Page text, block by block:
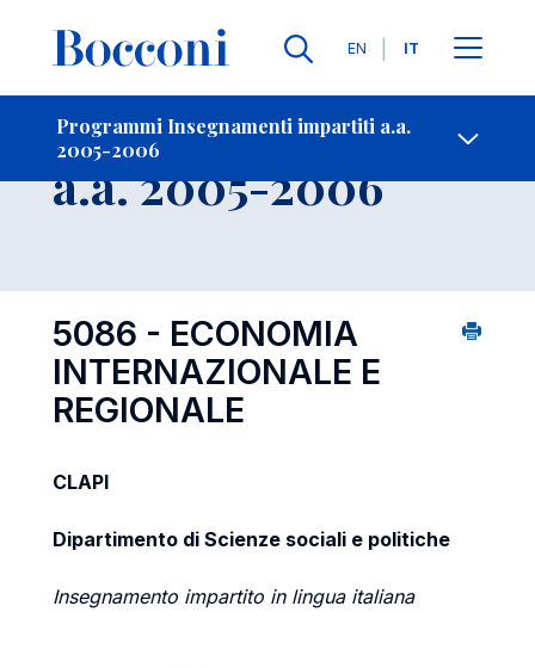
Lingue
EN IT
Programmi Insegnamenti impartiti a.a.
2005-2006
-
Insegnamento
a.a. 2005-2006
5086 - ECONOMIA
INTERNAZIONALE E
REGIONALE
CLAPI
Dipartimento di Scienze sociali e politiche
Insegnamento impartito in lingua italiana